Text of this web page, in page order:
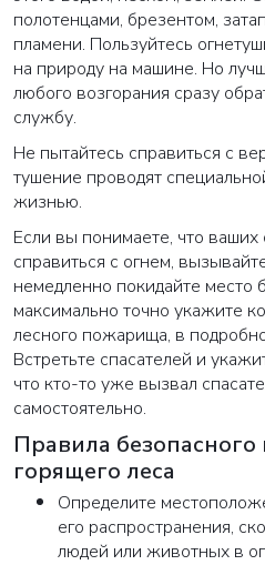
полотенцами, брезентом,
пламени. Пользуйтесь
на природу на машине. Но
любого возгорания сразу
службу.
Не пытайтесь справиться с
тушение проводят
жизнью.
Если вы понимаете, что ваших
справиться с огнем,
немедленно покидайте место
максимально точно укажите
лесного пожарища, в
Встретьте спасателей и
что кто-то уже вызвал
самостоятельно.
Правила
горящего леса
Определите
его распространения,
людей или животных в